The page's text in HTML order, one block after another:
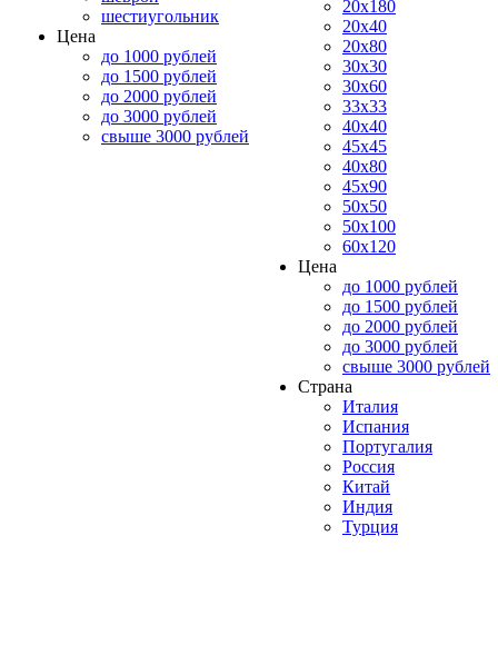
шестиугольник
Цена
до 1000 рублей
до 1500 рублей
до 2000 рублей
до 3000 рублей
свыше 3000 рублей
20x180
20x40
20x80
30x30
30x60
33x33
40x40
45x45
40x80
45x90
50x50
50x100
60x120
Цена
до 1000 рублей
до 1500 рублей
до 2000 рублей
до 3000 рублей
свыше 3000 рублей
Страна
Италия
Испания
Португалия
Россия
Китай
Индия
Турция